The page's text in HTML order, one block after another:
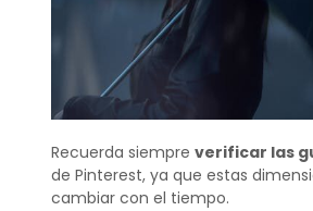
Recuerda siempre verificar las
de Pinterest, ya que estas
cambiar con el tiempo.